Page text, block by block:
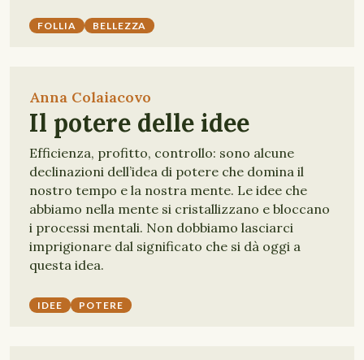
FOLLIA BELLEZZA
Anna Colaiacovo
Il potere delle idee
Efficienza, profitto, controllo: sono alcune
declinazioni dell’idea di potere che domina il
nostro tempo e la nostra mente. Le idee che
abbiamo nella mente si cristallizzano e bloccano
i processi mentali. Non dobbiamo lasciarci
imprigionare dal significato che si dà oggi a
questa idea.
IDEE POTERE